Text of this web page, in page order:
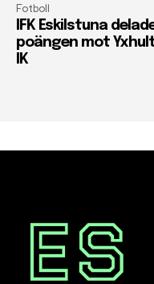
Fotboll
IFK Eskilstuna
poängen mot
IK